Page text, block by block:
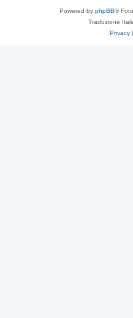
Powered by phpBB®
Traduzione
Privacy |